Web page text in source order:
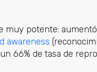
muy potente:
awareness
66% de tasa de